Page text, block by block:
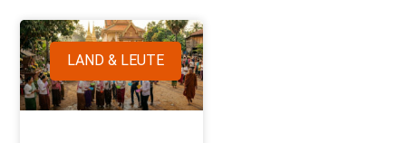
LAND & LEUTE